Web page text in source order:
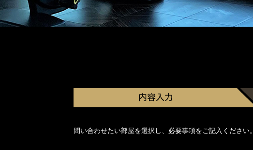
問い合わせたい部屋を選択し、必要事項をご記入ください。